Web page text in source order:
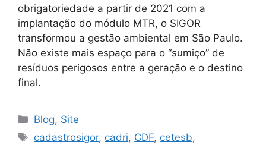
obrigatoriedade a partir de 2021 com a
implantação do módulo MTR, o SIGOR
transformou a gestão ambiental em São Paulo.
Não existe mais espaço para o “sumiço” de
resíduos perigosos entre a geração e o destino
final.
Blog, Site
cadastrosigor, cadri, CDF, cetesb,